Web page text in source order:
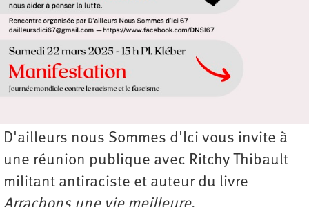
D'ailleurs nous Sommes d'Ici vous invite à
une réunion publique avec Ritchy Thibault
militant antiraciste et auteur du livre